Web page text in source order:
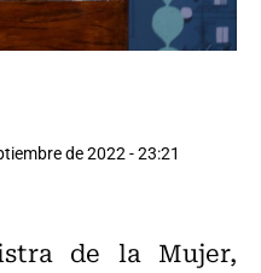
de 2022 - 23:21
de la Mujer,